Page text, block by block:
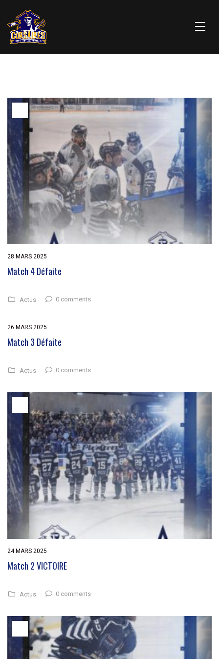
28 MARS 2025
Match 4 Défaite
Actus 0 comments
26 MARS 2025
Match 3 Défaite
Actus 0 comments
24 MARS 2025
Match 2 VICTOIRE
Actus 0 comments